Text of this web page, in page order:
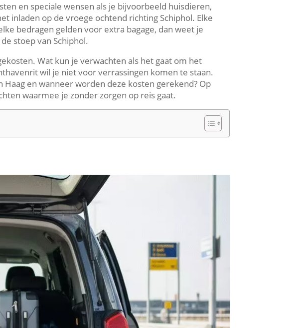
en speciale wensen als je bijvoorbeeld huisdieren,
inladen op de vroege ochtend richting Schiphol. Elke
bedragen gelden voor extra bagage, dan weet je
stoep van Schiphol.
Wat kun je verwachten als het gaat om het
wil je niet voor verrassingen komen te staan.
Haag en wanneer worden deze kosten gerekend? Op
waarmee je zonder zorgen op reis gaat.